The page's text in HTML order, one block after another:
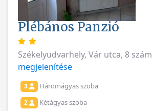
Plébános Panzió
Székelyudvarhely, Vár utca, 8 szám
megjelenítése
3 Háromágyas szoba
2 Kétágyas szoba